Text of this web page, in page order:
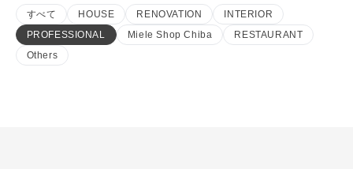
すべて
HOUSE RENOVATION
INTERIOR
PROFESSIONAL
Miele Shop Chiba
RESTAURANT
Others